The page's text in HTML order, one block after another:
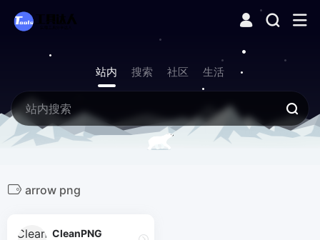
站内 搜索 社区 生活
arrow png
CleanPNG